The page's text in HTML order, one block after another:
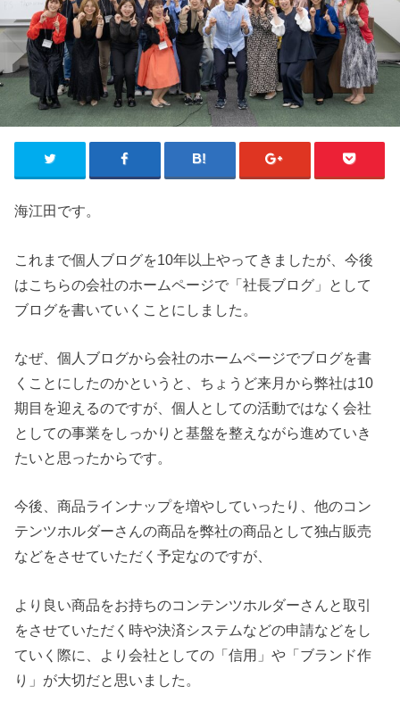
海江田です。
これまで個人ブログを10年以上やってきましたが、今後
はこちらの会社のホームページで「社長ブログ」として
ブログを書いていくことにしました。
なぜ、個人ブログから会社のホームページでブログを書
くことにしたのかというと、ちょうど来月から弊社は10
期目を迎えるのですが、個人としての活動ではなく会社
としての事業をしっかりと基盤を整えながら進めていき
たいと思ったからです。
今後、商品ラインナップを増やしていったり、他のコン
テンツホルダーさんの商品を弊社の商品として独占販売
などをさせていただく予定なのですが、
より良い商品をお持ちのコンテンツホルダーさんと取引
をさせていただく時や決済システムなどの申請などをし
ていく際に、より会社としての「信用」や「ブランド作
り」が大切だと思いました。